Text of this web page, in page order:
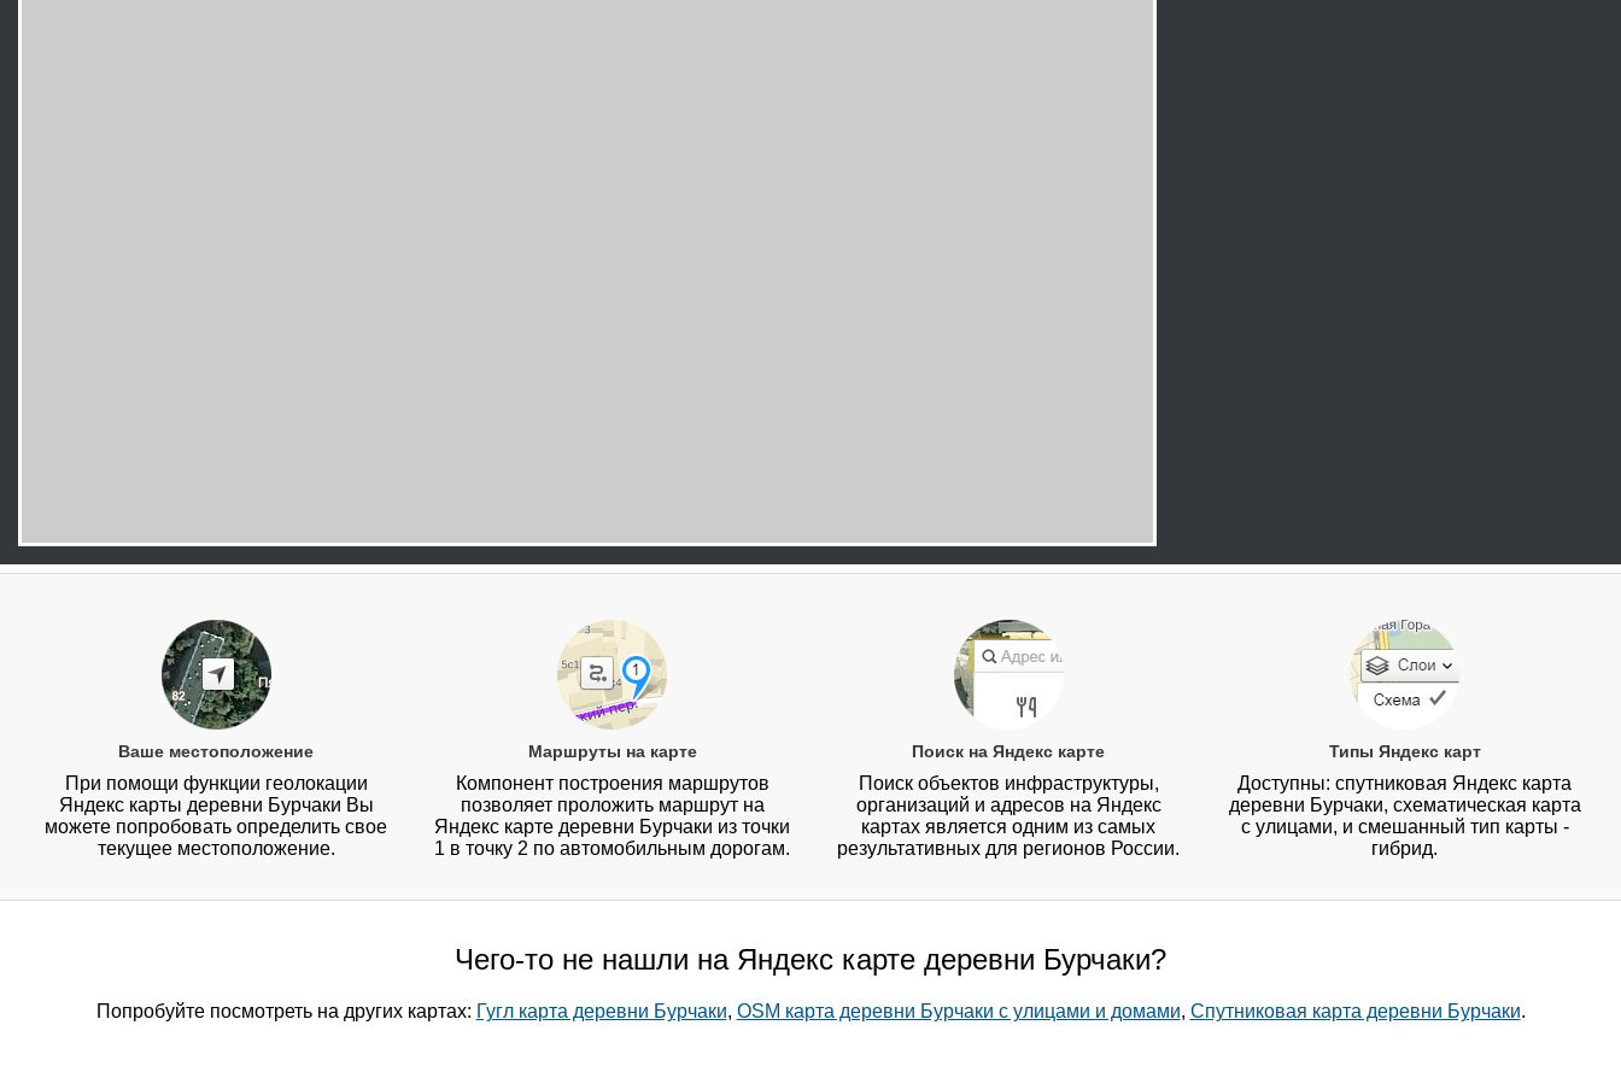
Ваше местоположение
При помощи функции геолокации
Яндекс карты деревни Бурчаки Вы
можете попробовать определить свое
текущее местоположение.
Маршруты на карте
Компонент построения маршрутов
позволяет проложить маршрут на
Яндекс карте деревни Бурчаки из точки
1 в точку 2 по автомобильным дорогам.
Поиск на Яндекс карте
Поиск объектов инфраструктуры,
организаций и адресов на Яндекс
картах является одним из самых
результативных для регионов России.
Типы Яндекс карт
Доступны: спутниковая Яндекс карта
деревни Бурчаки, схематическая карта
с улицами, и смешанный тип карты -
гибрид.
Чего-то не нашли на Яндекс карте деревни Бурчаки?
Попробуйте посмотреть на других картах: Гугл карта деревни Бурчаки, OSM карта деревни Бурчаки с улицами и домами, Спутниковая карта деревни Бурчаки.